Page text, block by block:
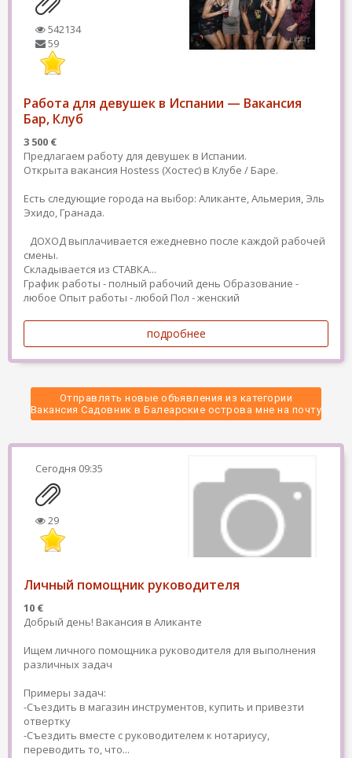
542134
59
Работа для девушек в Испании — Вакансия
Бар, Клуб
3 500 €
Предлагаем работу для девушек в Испании.
Открыта вакансия Hostess (Хостес) в Клубе / Баре.
Есть следующие города на выбор: Аликанте, Альмерия, Эль
Эхидо, Гранада.
ДОХОД выплачивается ежедневно после каждой рабочей
смены.
Складывается из СТАВКА...
График работы - полный рабочий день Образование -
любое Опыт работы - любой Пол - женский
подробнее
Отправлять новые объявления из категории
Вакансия Садовник в Балеарские острова мне на почту
Сегодня 09:35
29
Личный помощник руководителя
10 €
Добрый день! Вакансия в Аликанте
Ищем личного помощника руководителя для выполнения
различных задач
Примеры задач:
-Съездить в магазин инструментов, купить и привезти
отвертку
-Съездить вместе с руководителем к нотариусу,
переводить то, что...